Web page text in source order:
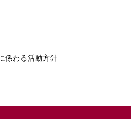
係わる活動方針